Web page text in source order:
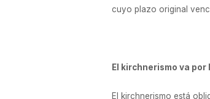
cuyo plazo original
El kirchnerismo va
El kirchnerismo está